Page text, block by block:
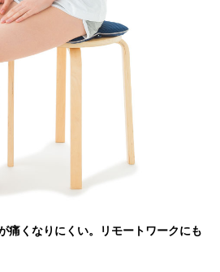
痛くなりにくい。リモートワークにも